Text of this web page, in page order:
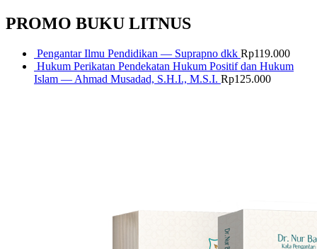
PROMO BUKU LITNUS
Pengantar Ilmu Pendidikan — Suprapno dkk Rp119.000
Hukum Perikatan Pendekatan Hukum Positif dan Hukum
Islam — Ahmad Musadad, S.H.I., M.S.I. Rp125.000